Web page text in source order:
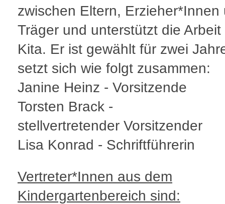
zwischen Eltern, Erzieher*Innen
Träger und unterstützt die Arbeit
Kita. Er ist gewählt für zwei
setzt sich wie folgt zusammen:
Janine Heinz - Vorsitzende
Torsten Brack -
stellvertretender Vorsitzender
Lisa Konrad - Schriftführerin
Vertreter*Innen aus dem
Kindergartenbereich sind: